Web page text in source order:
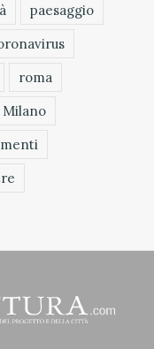
paesaggio
roma
Milano